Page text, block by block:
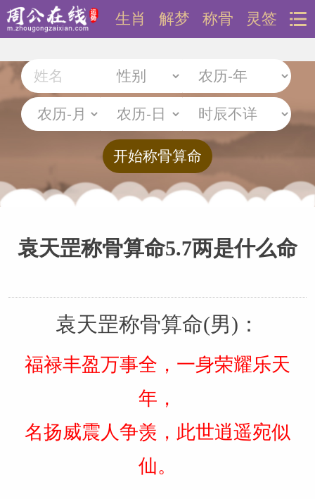
灵签
称骨
解梦
生肖
袁天罡称骨算命5.7两是什么命
袁天罡称骨算命(男)：
福禄丰盈万事全，一身荣耀乐天
年，
名扬威震人争羡，此世逍遥宛似
仙。